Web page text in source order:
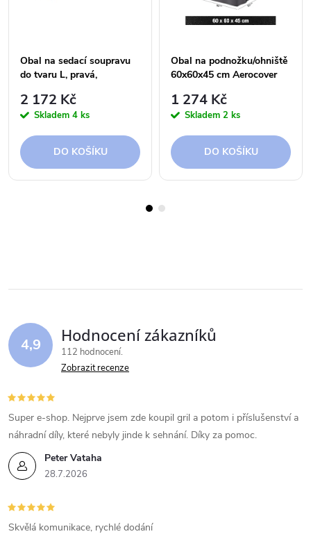
Obal na sedací soupravu
do tvaru L, pravá,
2 172 Kč
Skladem 4 ks
DO KOŠÍKU
Obal na podnožku/ohniště
60x60x45 cm Aerocover
1 274 Kč
Skladem 2 ks
DO KOŠÍKU
4,9 Hodnocení zákazníků
112 hodnocení
Zobrazit recenze
Peter Vataha
28.7.2026
Super e-shop. Nejprve jsem zde koupil gril a potom i příslušenství a
náhradní díly, které nebyly jinde k sehnání. Díky za pomoc.
Skvělá komunikace, rychlé dodání